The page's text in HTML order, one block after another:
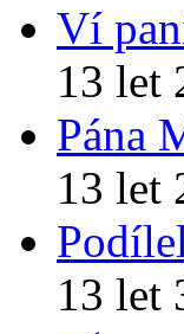
Ví
13 let
Pána
13 let
13 let